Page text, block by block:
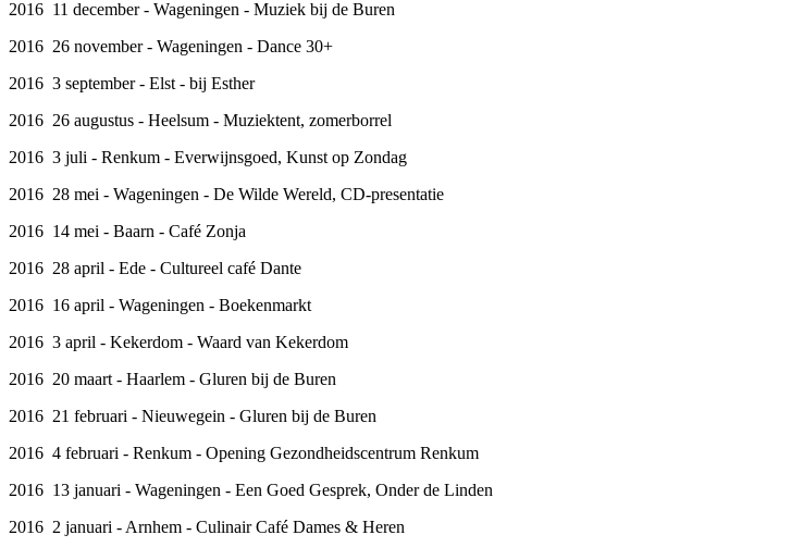
2016 11 december - Wageningen - Muziek bij de Buren
2016 26 november - Wageningen - Dance 30+
2016 3 september - Elst - bij Esther
2016 26 augustus - Heelsum - Muziektent, zomerborrel
2016 3 juli - Renkum - Everwijnsgoed, Kunst op Zondag
2016 28 mei - Wageningen - De Wilde Wereld, CD-presentatie
2016 14 mei - Baarn - Café Zonja
2016 28 april - Ede - Cultureel café Dante
2016 16 april - Wageningen - Boekenmarkt
2016 3 april - Kekerdom - Waard van Kekerdom
2016 20 maart - Haarlem - Gluren bij de Buren
2016 21 februari - Nieuwegein - Gluren bij de Buren
2016 4 februari - Renkum - Opening Gezondheidscentrum Renkum
2016 13 januari - Wageningen - Een Goed Gesprek, Onder de Linden
2016 2 januari - Arnhem - Culinair Café Dames & Heren